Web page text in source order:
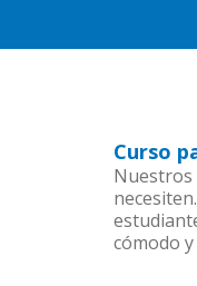
Curso
Nuestros
cómodo